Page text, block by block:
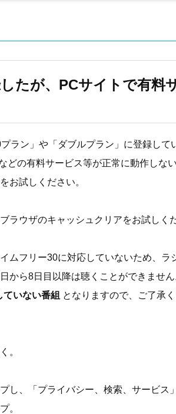
たが、PCサイトで有料
ラン」や「ダブルプラン」に登録して
どの有料サービス等が正常に動作しな
お試しください。
ラウザのキャッシュクリアをお試しく
ムフリー30に対応していないため、ラ
から8日目以降は聴くことができませ
いない番組 となりますので、ご了承く
。
、「プライバシー、検索、サービス
。